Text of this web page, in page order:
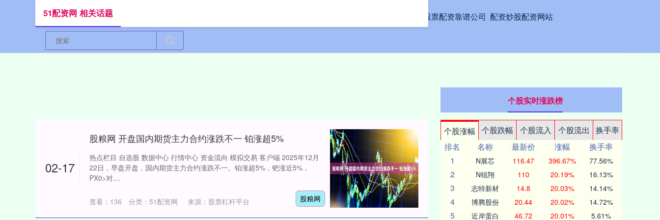
股票配资靠谱公司 配资炒股配资网站
51配资网 相关话题
02-17
股粮网 开盘国内期货主力合约涨跌不一 铂涨超5%
热点栏目 自选股 数据中心 行情中心 资金流向 模拟交易 客户端 2025年12月
22日，早盘开盘，国内期货主力合约涨跌不一。铂涨超5%，钯涨近5%，
PX0>对....
股粮网
来源：股票杠杆平台
查看： 136 分类： 51配资网
个股实时涨跌榜
个股涨幅 个股跌幅 个股流入 个股流出
换手率
排名
名称 最新价 涨幅
换手率
1
N展芯 116.47 396.67% 77.56%
2 N锐翔 110 20.19% 16.13%
3 志特新材 14.8 20.03% 14.14%
4 博腾股份 20.44 20.02% 14.72%
5 近岸蛋白 46.72 20.01% 5.61%